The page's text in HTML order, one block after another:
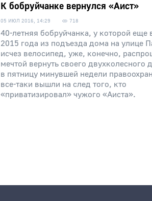
К бобруйчанке вернулся «Аист»
05 ИЮЛ 2016, 14:29 718
40-летняя бобруйчанка, у которой еще
2015 года из подъезда дома на улице
исчез велосипед, уже, конечно,
мечтой вернуть своего двухколесного
в пятницу минувшей недели
все-таки вышли на след того, кто
«приватизировал» чужого «Аиста».